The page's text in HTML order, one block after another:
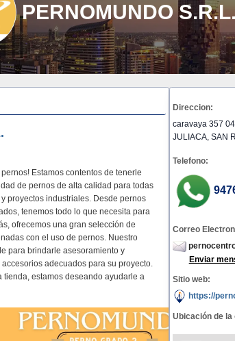
PERNOMUNDO
Estamos contentos de tenerle
de pernos de alta calidad para todas
proyectos industriales. Desde pernos
tenemos todo lo que necesita para
ofrecemos una gran selección de
con el uso de pernos. Nuestro
para brindarle asesoramiento y
adecuados para su proyecto.
tienda, estamos deseando ayudarle a
Direccion:
caravaya 357
JULIACA, SAN
Telefono:
Correo
Enviar
Sitio web:
https://
Ubicación de la